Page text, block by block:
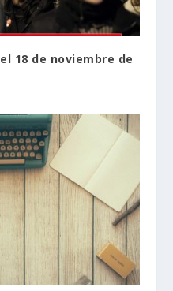
18 de noviembre de